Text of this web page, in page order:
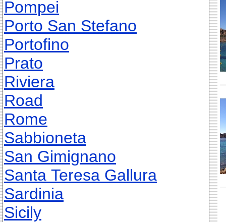
Pompei
Porto San Stefano
Portofino
Prato
Riviera
Road
Rome
Sabbioneta
San Gimignano
Santa Teresa Gallura
Sardinia
Sicily